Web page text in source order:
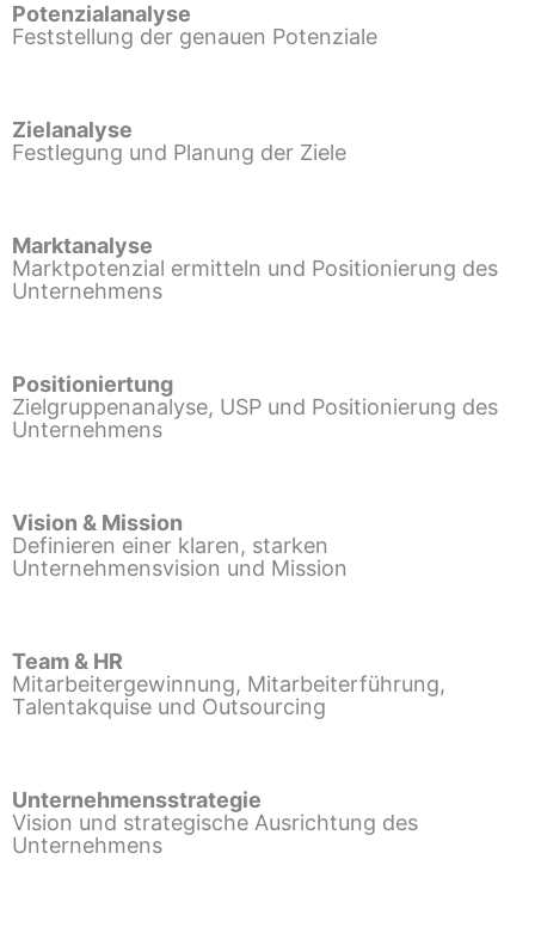
Potenzialanalyse
Feststellung der genauen Potenziale
Zielanalyse
Festlegung und Planung der Ziele
Marktanalyse
Marktpotenzial ermitteln und Positionierung des
Unternehmens
Positioniertung
Zielgruppenanalyse, USP und Positionierung des
Unternehmens
Vision & Mission
Definieren einer klaren, starken
Unternehmensvision und Mission
Team & HR
Mitarbeitergewinnung, Mitarbeiterführung,
Talentakquise und Outsourcing
Unternehmensstrategie
Vision und strategische Ausrichtung des
Unternehmens